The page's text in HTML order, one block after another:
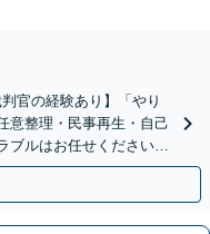
官の経験あり】「やり
意整理・民事再生・自己
ブルはお任せください。